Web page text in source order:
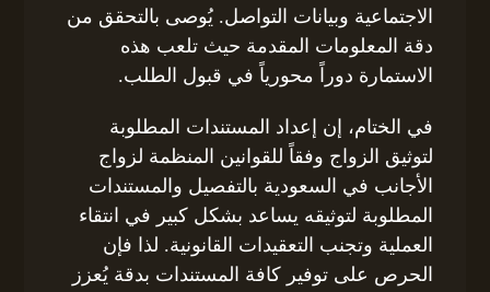
الاجتماعية وبيانات التواصل. يُوصى بالتحقق من
دقة المعلومات المقدمة حيث تلعب هذه
الاستمارة دوراً محورياً في قبول الطلب.
في الختام، إن إعداد المستندات المطلوبة
لتوثيق الزواج وفقاً للقوانين المنظمة لزواج
الأجانب في السعودية بالتفصيل والمستندات
المطلوبة لتوثيقه يساعد بشكل كبير في انتقاء
العملية وتجنب التعقيدات القانونية. لذا فإن
الحرص على توفير كافة المستندات بدقة يُعزز